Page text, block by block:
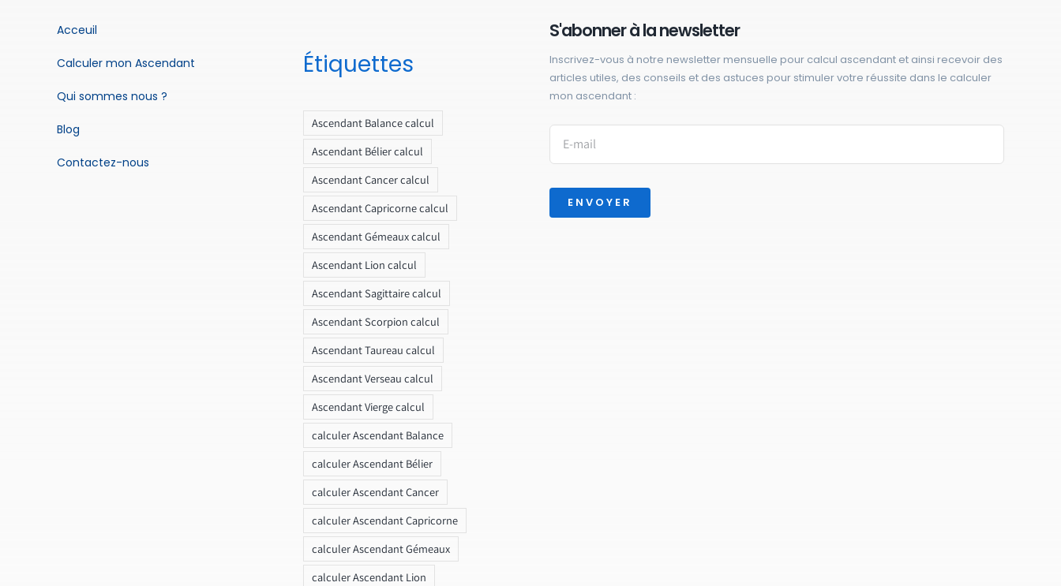
Acceuil
Calculer mon Ascendant
Qui sommes nous ?
Blog
Contactez-nous
Étiquettes
Ascendant Balance calcul
Ascendant Bélier calcul
Ascendant Cancer calcul
Ascendant Capricorne calcul
Ascendant Gémeaux calcul
Ascendant Lion calcul
Ascendant Sagittaire calcul
Ascendant Scorpion calcul
Ascendant Taureau calcul
Ascendant Verseau calcul
Ascendant Vierge calcul
calculer Ascendant Balance
calculer Ascendant Bélier
calculer Ascendant Cancer
calculer Ascendant Capricorne
calculer Ascendant Gémeaux
calculer Ascendant Lion
S'abonner à la newsletter
Inscrivez-vous à notre newsletter mensuelle pour calcul ascendant et ainsi recevoir des
articles utiles, des conseils et des astuces pour stimuler votre réussite dans le calculer
mon ascendant :
ENVOYER